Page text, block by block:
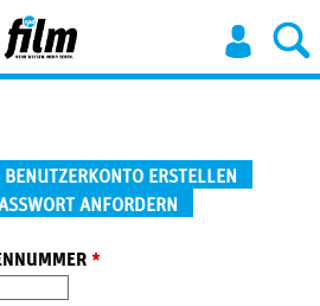
to Navigation
BENUTZERKONTO ERSTELLEN
ANFORDERN
*